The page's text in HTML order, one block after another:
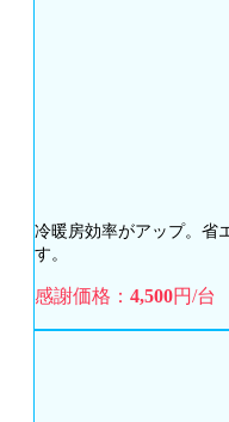
冷暖房効率がアップ。省
す。
感謝価格： 4,500円/台